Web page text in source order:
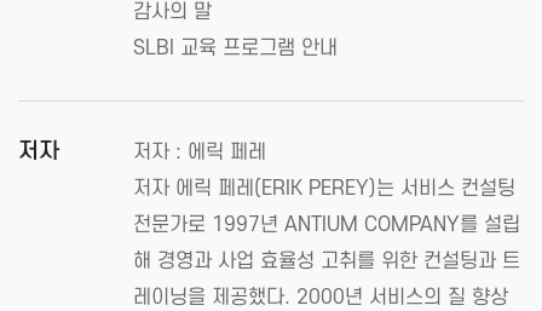
감사의 말
SLBI 교육 프로그램 안내
저자
저자 : 에릭 페레
저자 에릭 페레(ERIK PEREY)는 서비스 컨설팅
전문가로 1997년 ANTIUM COMPANY를 설립
해 경영과 사업 효율성 고취를 위한 컨설팅과 트
레이닝을 제공했다. 2000년 서비스의 질 향상